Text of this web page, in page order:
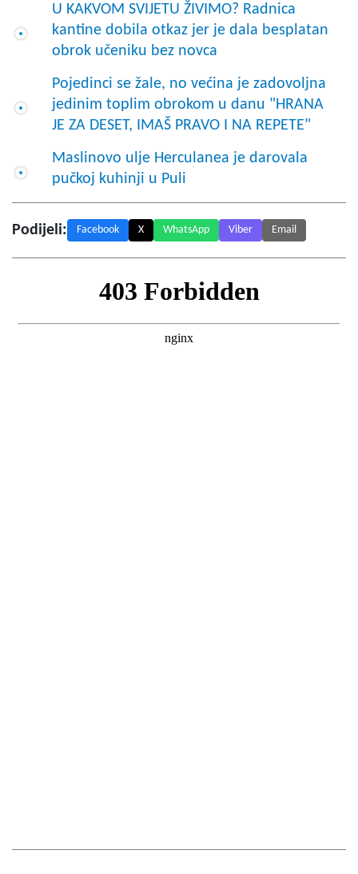
U KAKVOM SVIJETU ŽIVIMO? Radnica
kantine dobila otkaz jer je dala besplatan
obrok učeniku bez novca
Pojedinci se žale, no većina je zadovoljna
jedinim toplim obrokom u danu "HRANA
JE ZA DESET, IMAŠ PRAVO I NA REPETE"
Maslinovo ulje Herculanea je darovala
pučkoj kuhinji u Puli
Podijeli: Facebook X WhatsApp Viber Email